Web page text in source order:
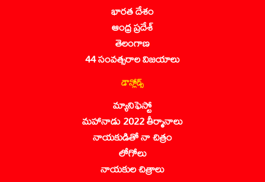
భారత దేశం
ఆంధ్ర ప్రదేశ్
తెలంగాణ
44 సంవత్సరాల విజయాలు
డౌన్లోడ్స్
మ్యానిఫెస్టో
మహానాడు 2022 తీర్మానాలు
నాయకుడితో నా చిత్రం
లోగోలు
నాయకుల చిత్రాలు